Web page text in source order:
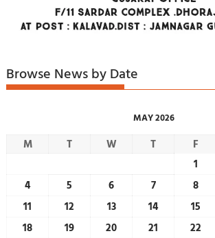
Browse News by Date
MAY 2026
M T W T F
1
4
5 6 7 8
11
12 13 14 15
18
19 20 21 22